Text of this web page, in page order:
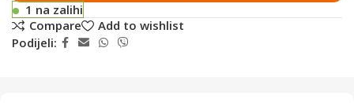
1 na zalihi
Compare
Add to wishlist
Podijeli: